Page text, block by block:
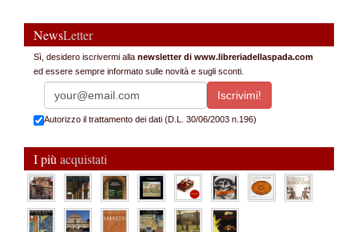
NewsLetter
Sì, desidero iscrivermi alla newsletter di www.libreriadellaspada.com
ed essere sempre informato sulle novità e sugli sconti.
Autorizzo il trattamento dei dati (D.L. 30/06/2003 n.196)
I più acquistati